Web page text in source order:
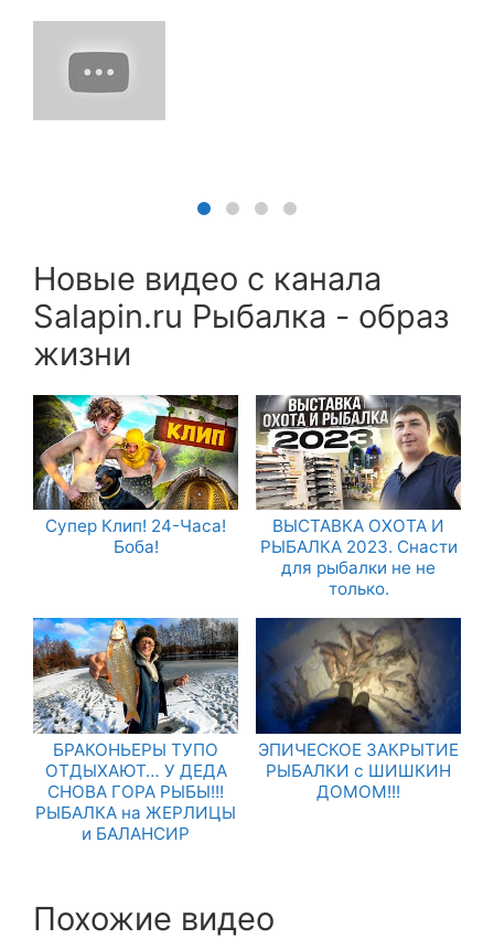
Новые видео с канала
Salapin.ru Рыбалка - образ
жизни
Супер Клип! 24-Часа!
Боба!
ВЫСТАВКА ОХОТА И
РЫБАЛКА 2023. Снасти
для рыбалки не не
только.
БРАКОНЬЕРЫ ТУПО
ОТДЫХАЮТ… У ДЕДА
СНОВА ГОРА РЫБЫ!!!
РЫБАЛКА на ЖЕРЛИЦЫ
и БАЛАНСИР
ЭПИЧЕСКОЕ ЗАКРЫТИЕ
РЫБАЛКИ с ШИШКИН
ДОМОМ!!!
Похожие видео